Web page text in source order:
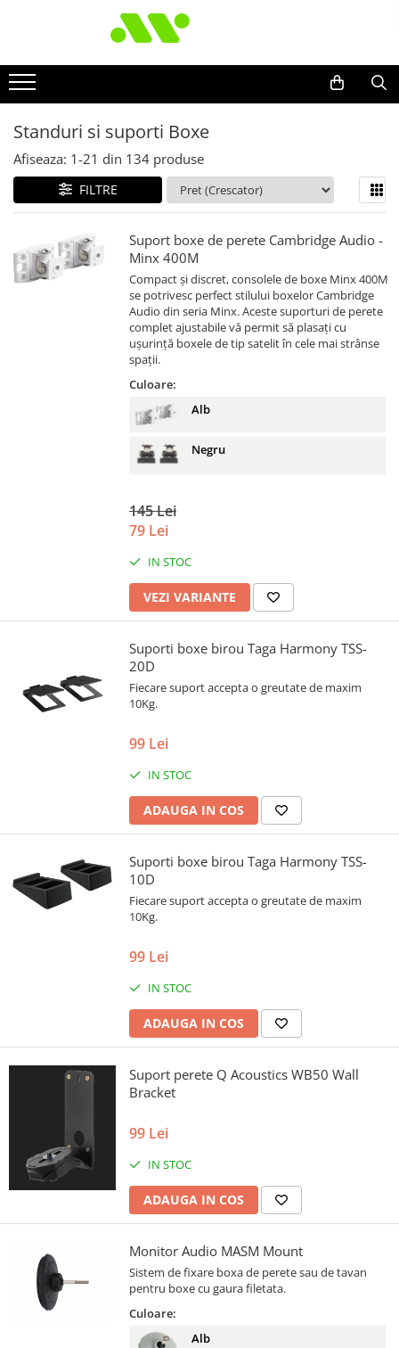
Standuri si suporti Boxe
Afiseaza: 1-21 din 134 produse
FILTRE
Suport boxe de perete Cambridge Audio -
Minx 400M
Compact și discret, consolele de boxe Minx 400M
se potrivesc perfect stilului boxelor Cambridge
Audio din seria Minx. Aceste suporturi de perete
complet ajustabile vă permit să plasați cu
ușurință boxele de tip satelit în cele mai strânse
spații.
Culoare:
Alb
Negru
145 Lei
79 Lei
IN STOC
VEZI VARIANTE
Suporti boxe birou Taga Harmony TSS-
20D
Fiecare suport accepta o greutate de maxim
10Kg.
99 Lei
IN STOC
ADAUGA IN COS
Suporti boxe birou Taga Harmony TSS-
10D
Fiecare suport accepta o greutate de maxim
10Kg.
99 Lei
IN STOC
ADAUGA IN COS
Suport perete Q Acoustics WB50 Wall
Bracket
99 Lei
IN STOC
ADAUGA IN COS
Monitor Audio MASM Mount
Sistem de fixare boxa de perete sau de tavan
pentru boxe cu gaura filetata.
Culoare:
Alb